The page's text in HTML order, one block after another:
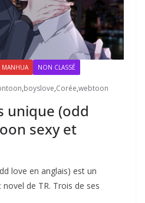
MANHUA NON CLASSÉ
,boyslove,Corée,webtoon
unique (odd
sexy et
love en anglais) est un
de TR. Trois de ses